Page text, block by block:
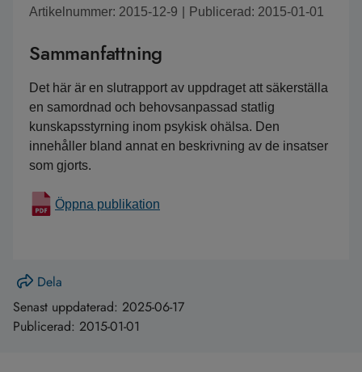
Artikelnummer: 2015-12-9 Publicerad: 2015-01-01
Sammanfattning
Det här är en slutrapport av uppdraget att säkerställa
en samordnad och behovsanpassad statlig
kunskapsstyrning inom psykisk ohälsa. Den
innehåller bland annat en beskrivning av de insatser
som gjorts.
Öppna publikation
Dela
Senast uppdaterad: 2025-06-17
Publicerad: 2015-01-01